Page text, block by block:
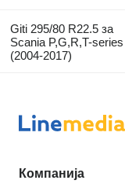
Giti 295/80 R22.5 за
Scania P,G,R,T-series
(2004-2017)
Компанија